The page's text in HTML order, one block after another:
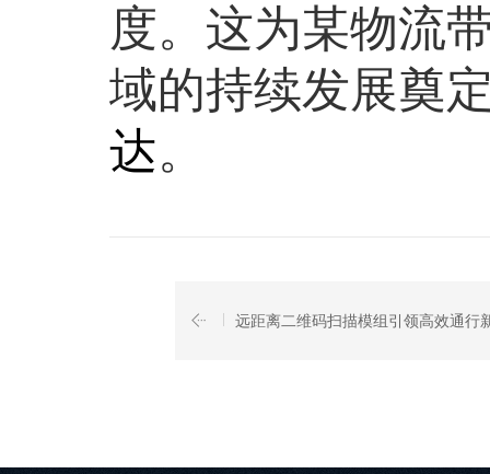
度。这为某物流
域的持续发展奠
达。
远距离二维码扫描模组引领高效通行